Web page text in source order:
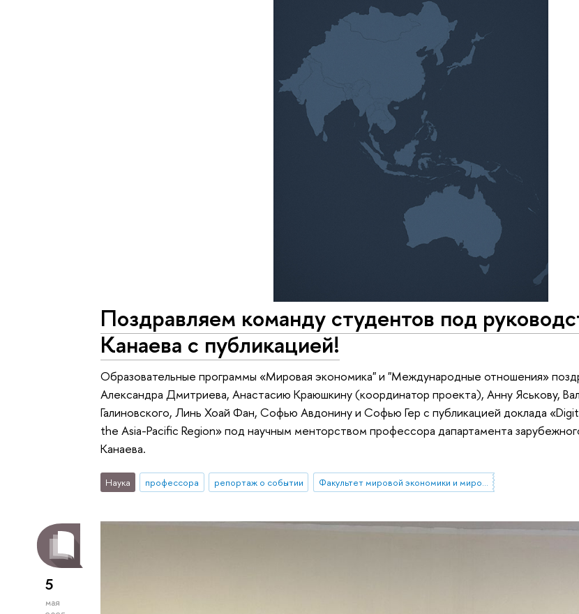
Поздравляем команду студентов под
Канаева с публикацией!
Образовательные программы «Мировая экономика" и "Международные отношения»
Александра Дмитриева, Анастасию Краюшкину (координатор проекта), Анну Яськову,
Галиновского, Линь Хоай Фан, Софью Авдонину и Софью Гер с публикацией доклада
the Asia-Pacific Region» под научным менторством профессора дапартамента
Канаева.
Наука профессора репортаж о событии Факультет мировой экономики и мировой политики
5
мая